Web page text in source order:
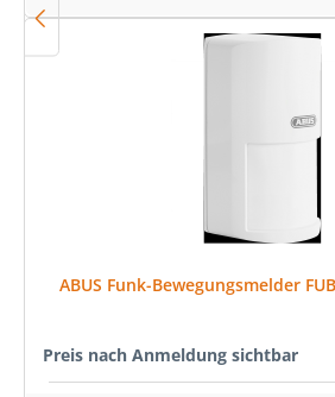
ABUS
Preis nach Anmeldung sichtbar